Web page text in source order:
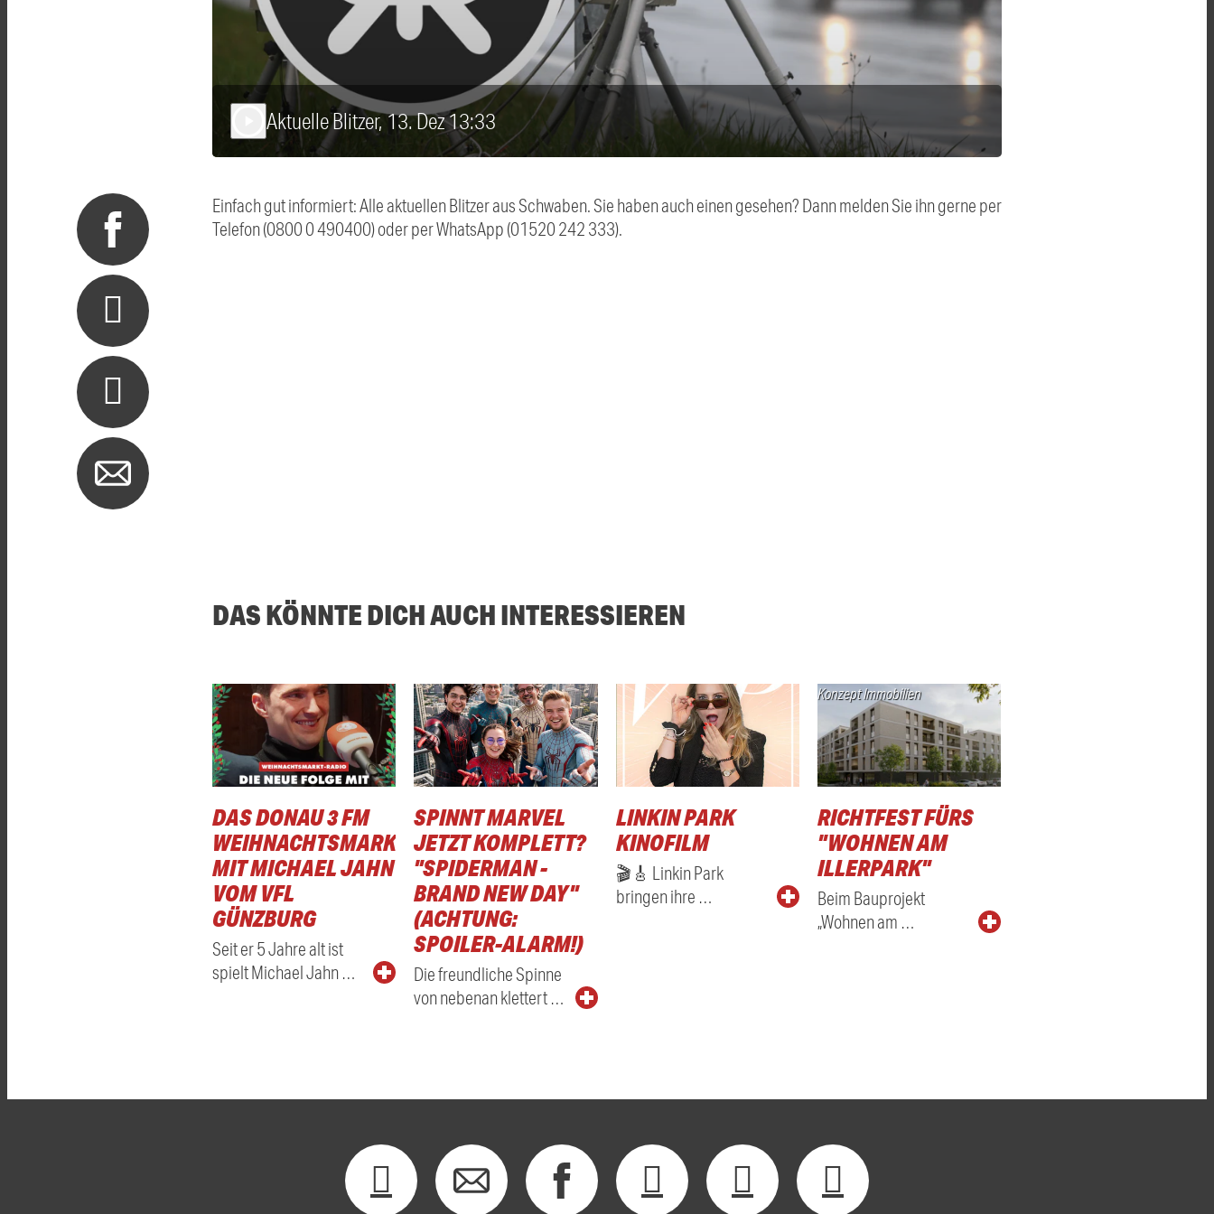
Aktuelle Blitzer, 13. Dez 13:33
Einfach gut informiert: Alle aktuellen Blitzer aus Schwaben. Sie haben auch einen gesehen? Dann melden Sie ihn gerne per
Telefon (0800 0 490400) oder per WhatsApp (01520 242 333).
DAS KÖNNTE DICH AUCH INTERESSIEREN
DAS DONAU 3 FM
WEIHNACHTSMARKTRADIO
MIT MICHAEL JAHN
VOM VFL
GÜNZBURG
Seit er 5 Jahre alt ist
spielt Michael Jahn …
SPINNT MARVEL
JETZT KOMPLETT?
"SPIDERMAN -
BRAND NEW DAY"
(ACHTUNG:
SPOILER-ALARM!)
Die freundliche Spinne
von nebenan klettert …
LINKIN PARK
KINOFILM
🎬🎸 Linkin Park
bringen ihre …
Konzept Immobilien
RICHTFEST FÜRS
"WOHNEN AM
ILLERPARK"
Beim Bauprojekt
„Wohnen am …